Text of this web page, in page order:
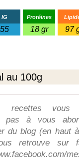
IG
55
Protéines
18 gr 97
au 100g
recettes vous
pas à vous
du blog (en haut
retrouve sur